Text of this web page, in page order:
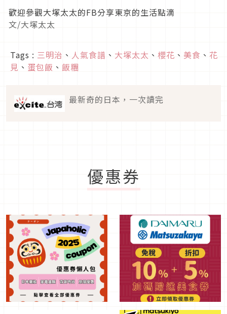
歡迎參觀大塚太太的FB分享東京的生活點滴
文/大塚太太
Tags : 三明治 、 人氣食譜 、 大塚太太 、 櫻花 、 美食 、 花
見 、 蛋包飯 、 飯糰
最新奇的日本，一次讀完
優惠券